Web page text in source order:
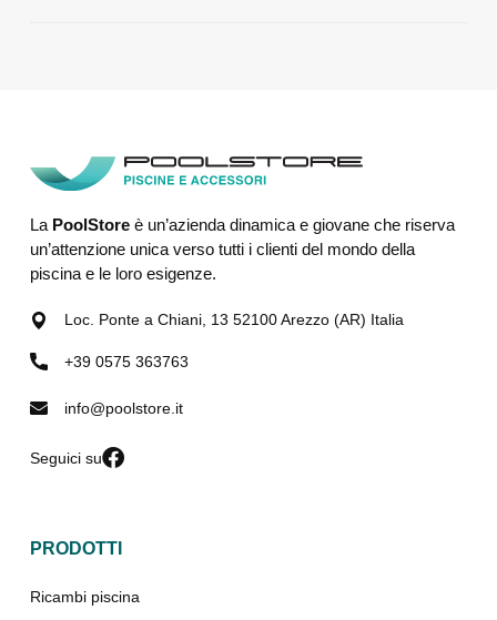
La PoolStoreè un’azienda dinamica e giovane che riserva
un’attenzione unica verso tutti i clienti del mondo della
piscina e le loro esigenze.
Loc. Ponte a Chiani, 13 52100 Arezzo (AR) Italia
+39 0575 363763
info@poolstore.it
Seguici su
PRODOTTI
Ricambi piscina